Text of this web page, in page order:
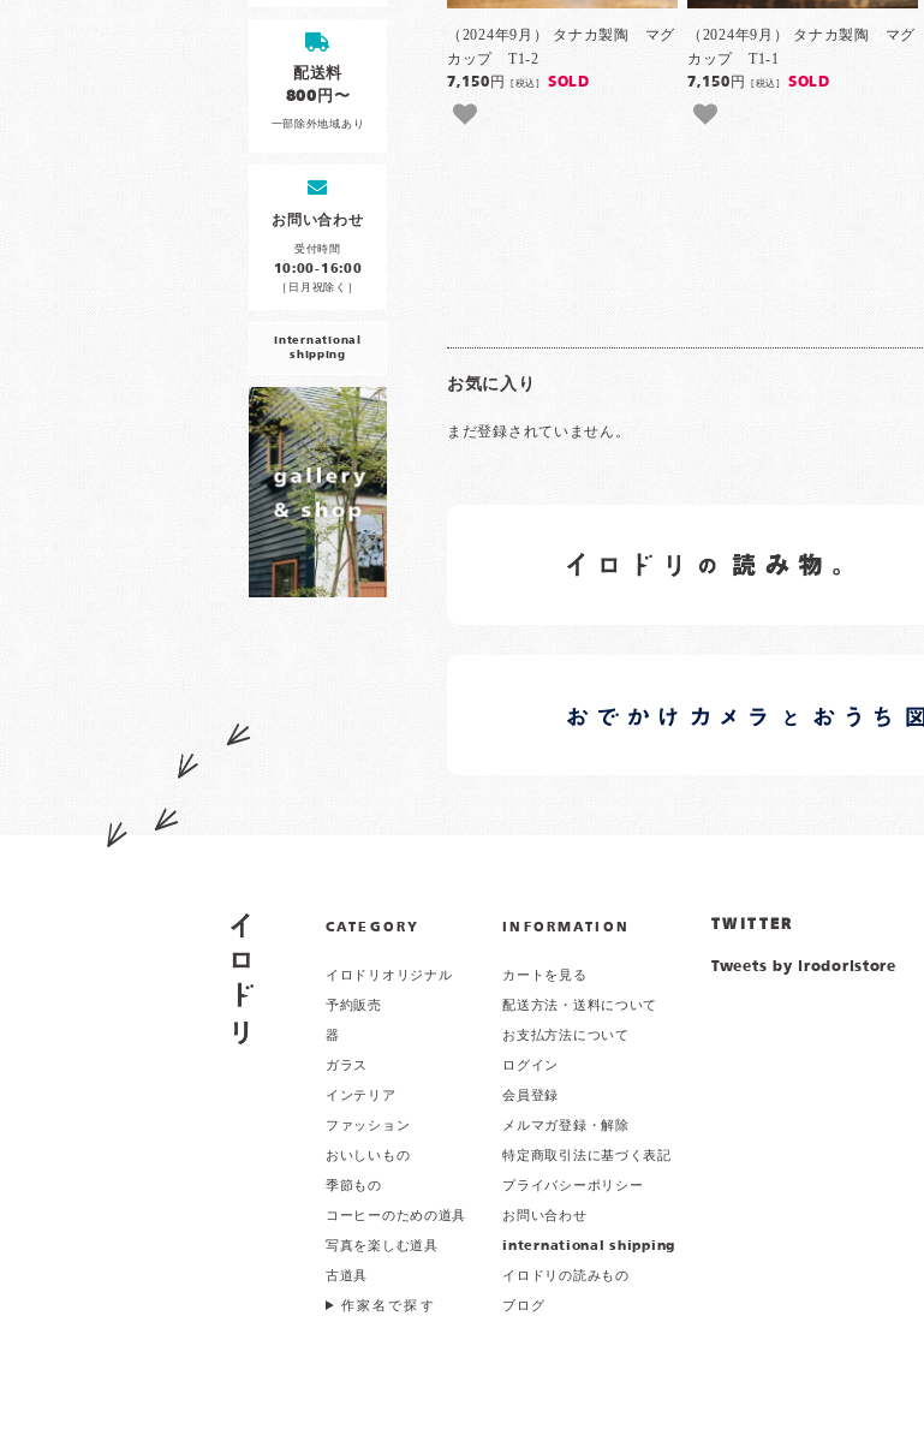
配送料
800円〜
一部除外地域あり
お問い合わせ
受付時間
10:00-16:00
［日月祝除く］
international
shipping
（2024年9月） タナカ製陶 マグ
カップ T1-2
7,150円[税込] SOLD
（2024年9月） タナカ製陶 マグ
カップ T1-1
7,150円[税込] SOLD
お気に入り
まだ登録されていません。
CATEGORY
イロドリオリジナル
予約販売
器
ガラス
インテリア
ファッション
おいしいもの
季節もの
コーヒーのための道具
写真を楽しむ道具
古道具
作家名で探す
INFORMATION
カートを見る
配送方法・送料について
お支払方法について
ログイン
会員登録
メルマガ登録・解除
特定商取引法に基づく表記
プライバシーポリシー
お問い合わせ
international shipping
イロドリの読みもの
ブログ
TWITTER
Tweets by irodoristore